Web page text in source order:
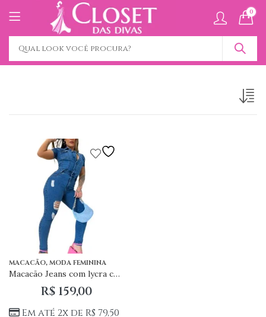
0
MACACÃO, MODA FEMININA
Macacão Jeans com lycra com detalhes em destroyed
R$ 159,00
Em até 2x de R$ 79,50